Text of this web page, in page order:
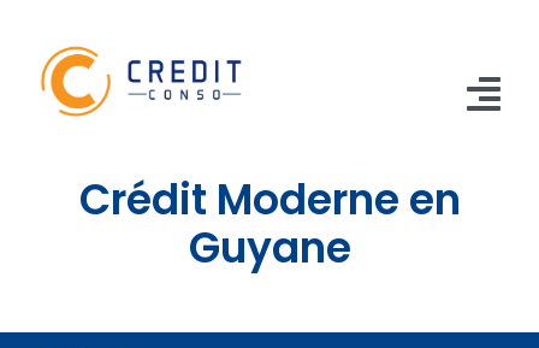
content
CONSO
Crédit Moderne en
Guyane